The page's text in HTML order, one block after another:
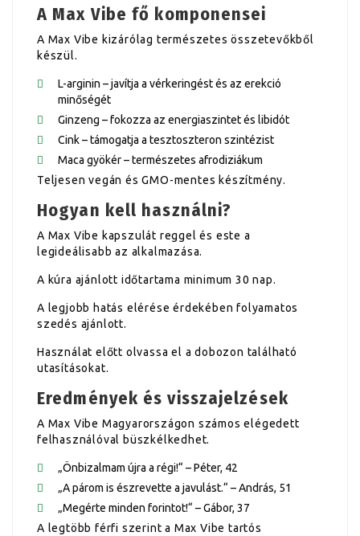
A Max Vibe fő komponensei
A Max Vibe kizárólag természetes összetevőkből
készül.
L-arginin – javítja a vérkeringést és az erekció
minőségét
Ginzeng – fokozza az energiaszintet és libidót
Cink – támogatja a tesztoszteron szintézist
Maca gyökér – természetes afrodiziákum
Teljesen vegán és GMO-mentes készítmény.
Hogyan kell használni?
A Max Vibe kapszulát reggel és este a
legideálisabb az alkalmazása.
A kúra ajánlott időtartama minimum 30 nap.
A legjobb hatás elérése érdekében folyamatos
szedés ajánlott.
Használat előtt olvassa el a dobozon található
utasításokat.
Eredmények és visszajelzések
A Max Vibe Magyarországon számos elégedett
felhasználóval büszkélkedhet.
„Önbizalmam újra a régi!“ – Péter, 42
„A párom is észrevette a javulást.“ – András, 51
„Megérte minden forintot!“ – Gábor, 37
A legtöbb férfi szerint a Max Vibe tartós